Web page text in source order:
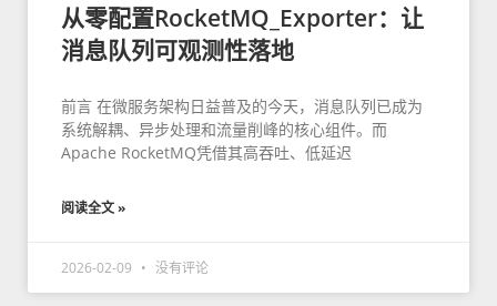
从零配置RocketMQ_Exporter：让
消息队列可观测性落地
前言 在微服务架构日益普及的今天，消息队列已成为
系统解耦、异步处理和流量削峰的核心组件。而
Apache RocketMQ凭借其高吞吐、低延迟
阅读全文 »
2026-02-09 没有评论